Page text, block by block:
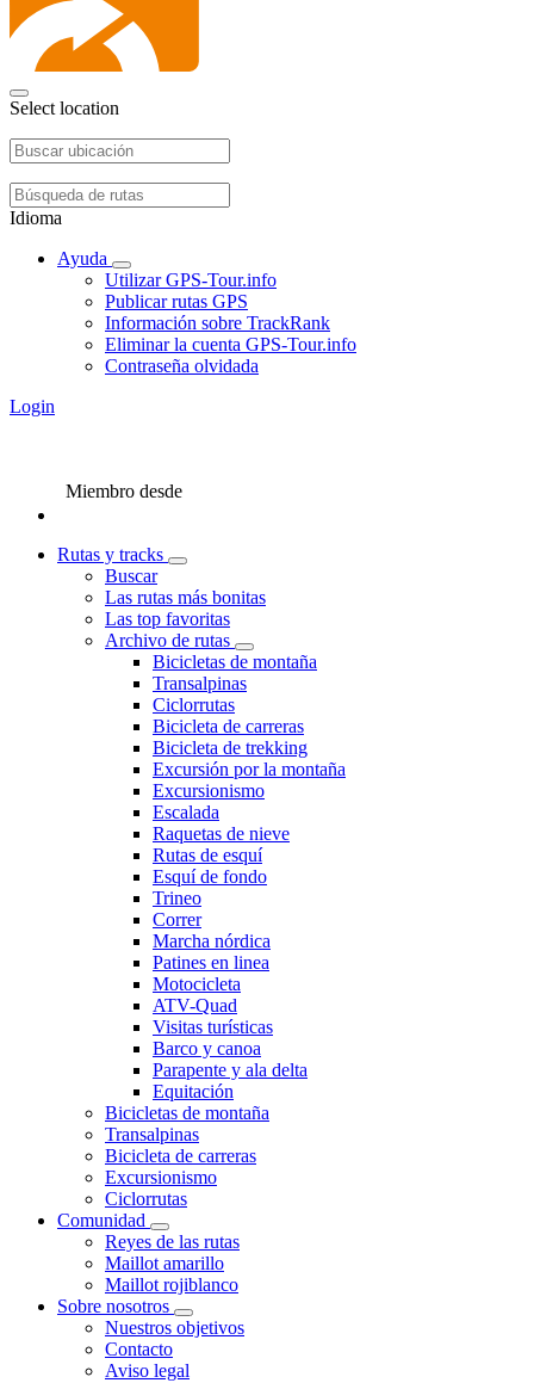
Select location
Idioma
Ayuda
Utilizar GPS-Tour.info
Publicar rutas GPS
Información sobre TrackRank
Eliminar la cuenta GPS-Tour.info
Contraseña olvidada
Login
Miembro desde
Rutas y tracks
Buscar
Las rutas más bonitas
Las top favoritas
Archivo de rutas
Bicicletas de montaña
Transalpinas
Ciclorrutas
Bicicleta de carreras
Bicicleta de trekking
Excursión por la montaña
Excursionismo
Escalada
Raquetas de nieve
Rutas de esquí
Esquí de fondo
Trineo
Correr
Marcha nórdica
Patines en linea
Motocicleta
ATV-Quad
Visitas turísticas
Barco y canoa
Parapente y ala delta
Equitación
Bicicletas de montaña
Transalpinas
Bicicleta de carreras
Excursionismo
Ciclorrutas
Comunidad
Reyes de las rutas
Maillot amarillo
Maillot rojiblanco
Sobre nosotros
Nuestros objetivos
Contacto
Aviso legal